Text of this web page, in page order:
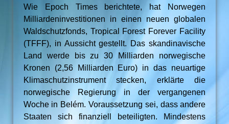
Wie Epoch Times berichtete, hat Norwegen
Milliardeninvestitionen in einen neuen globalen
Waldschutzfonds, Tropical Forest Forever Facility
(TFFF), in Aussicht gestellt. Das skandinavische
Land werde bis zu 30 Milliarden norwegische
Kronen (2,56 Milliarden Euro) in das neuartige
Klimaschutzinstrument stecken, erklärte die
norwegische Regierung in der vergangenen
Woche in Belém. Voraussetzung sei, dass andere
Staaten sich finanziell beteiligten. Mindestens